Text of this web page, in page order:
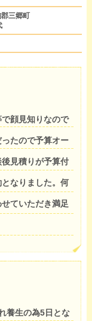
三郷町
顔見知りなので
たので予算オー
見積りが予算付
なりました。何
ていただき満足
養生の為5日とな